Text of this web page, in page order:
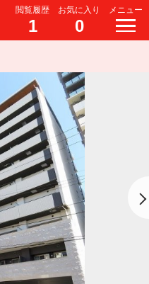
閲覧履歴
1
お気に入り
0
メニュー